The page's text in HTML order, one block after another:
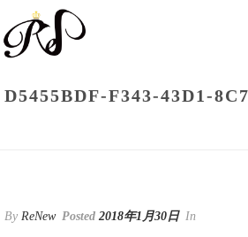
D5455BDF-F343-43D1-
By ReNew Posted 2018年1月30日 In